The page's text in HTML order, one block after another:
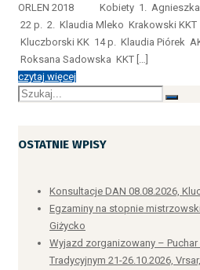
ORLEN 2018 Kobiety 1. Agnieszka
22 p. 2. Klaudia Mleko Krakowski
Kluczborski KK 14 p. Klaudia Piórek
Roksana Sadowska KKT […]
czytaj więcej
OSTATNIE WPISY
Konsultacje DAN 08.08.2026,
Egzaminy na stopnie
Giżycko
Wyjazd zorganizowany –
Tradycyjnym 21-26.10.2026,